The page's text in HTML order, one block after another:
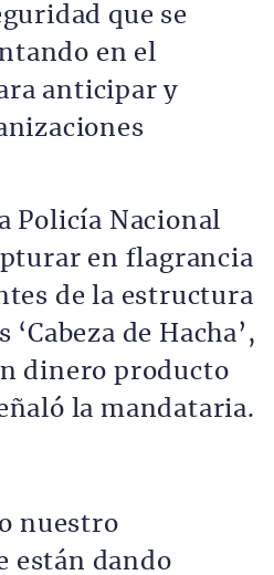
que se
en el
anticipar y
Policía Nacional
en flagrancia
de la estructura
de Hacha’,
dinero producto
la mandataria.
nuestro
están dando